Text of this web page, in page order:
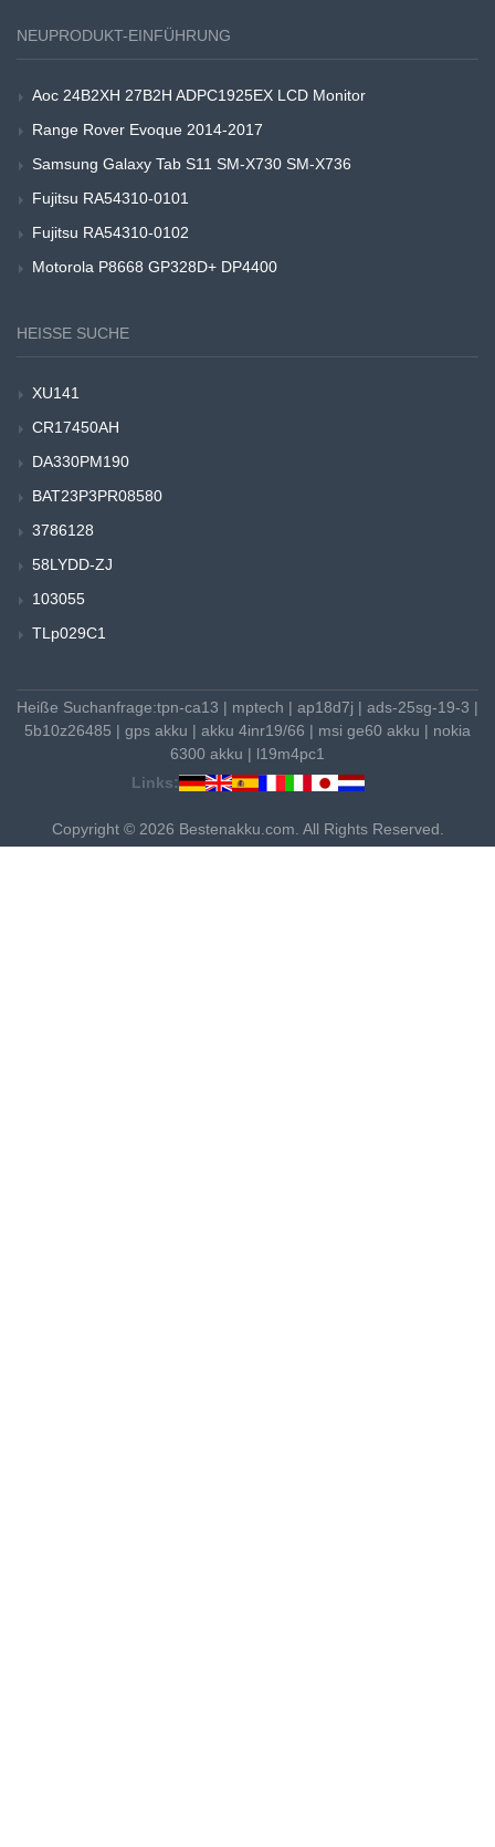
NEUPRODUKT-EINFÜHRUNG
Aoc 24B2XH 27B2H ADPC1925EX LCD Monitor
Range Rover Evoque 2014-2017
Samsung Galaxy Tab S11 SM-X730 SM-X736
Fujitsu RA54310-0101
Fujitsu RA54310-0102
Motorola P8668 GP328D+ DP4400
HEISSE SUCHE
XU141
CR17450AH
DA330PM190
BAT23P3PR08580
3786128
58LYDD-ZJ
103055
TLp029C1
Heiße Suchanfrage:tpn-ca13 | mptech | ap18d7j | ads-25sg-19-3 |
5b10z26485 | gps akku | akku 4inr19/66 | msi ge60 akku | nokia
6300 akku | l19m4pc1
Links:
Copyright © 2026 Bestenakku.com. All Rights Reserved.